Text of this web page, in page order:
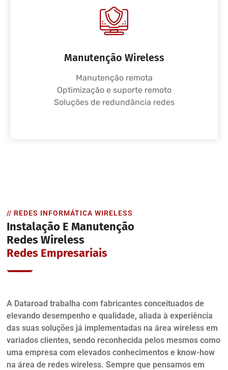
Manutenção Wireless
Manutenção remota
Optimização e suporte remoto
Soluções de redundância redes
// REDES INFORMÁTICA WIRELESS
Instalação E Manutenção
Redes Wireless
Redes Empresariais
A Dataroad trabalha com fabricantes conceituados de
elevando desempenho e qualidade, aliada à experiência
das suas soluções já implementadas na área wireless em
variados clientes, sendo reconhecida pelos mesmos como
uma empresa com elevados conhecimentos e know-how
na área de redes wireless. Sempre que pensamos em